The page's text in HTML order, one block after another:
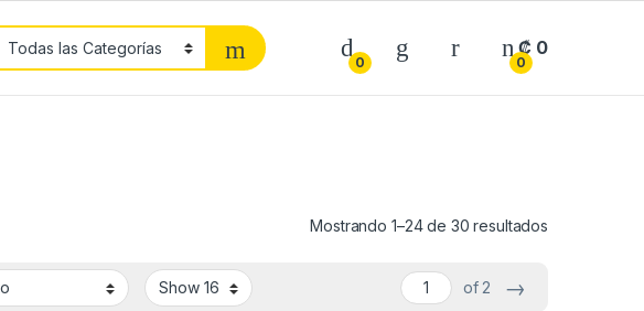
0 0
₡ 0
Mostrando 1–24 de 30 resultados
of 2 →